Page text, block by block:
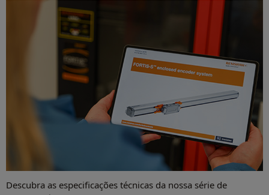
Descubra as especificações técnicas da nossa série de